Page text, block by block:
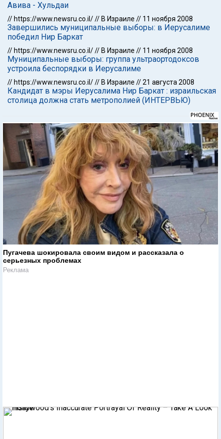
Авива - Хульдаи
// https://www.newsru.co.il/// В Израиле // 11 ноября 2008
Завершились муниципальные выборы: в Иерусалиме
победил Нир Баркат
// https://www.newsru.co.il/// В Израиле // 11 ноября 2008
Муниципальные выборы: группа ультраортодоксов
устроила беспорядки в Иерусалиме
// https://www.newsru.co.il/// В Израиле //21 августа 2008
Кандидат в мэры Иерусалима Нир Баркат : израильская
столица должна стать метрополией (ИНТЕРВЬЮ)
Пугачева шокировала своим видом и рассказала о
серьезных проблемах
Реклама